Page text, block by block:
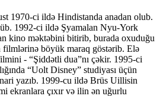
1970-ci ildə Hindistanda anadan olub.
1992-ci ildə Şyamalan Nyu-York
kino məktəbini bitirib, burada oxuduğu
böyük maraq göstərib. Elə
- “Şiddətli dua”nı çəkir. 1995-ci
“Uolt Disney” studiyası üçün
yazıb. 1999-cu ildə Brüs Uillisin
ekranlara çıxır və ilin ən uğurlu